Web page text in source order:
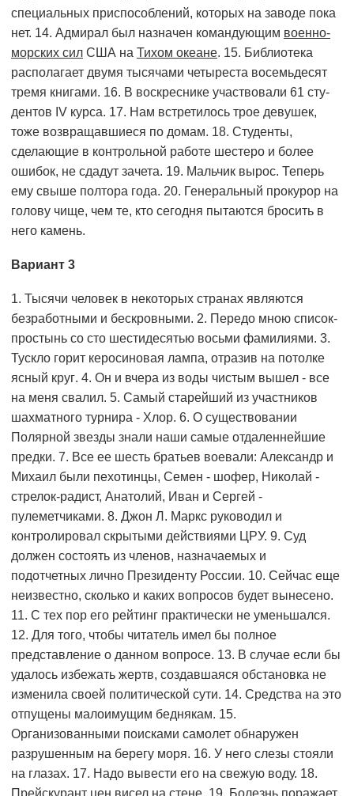
специальных приспособлений, которых на заводе пока
нет. 14. Адмирал был назначен командующим военно-
морских сил США на Тихом океане. 15. Библиотека
располагает двумя тысячами четыреста восемьдесят
тремя книгами. 16. В воскреснике участвовали 61 сту­
дентов IV курса. 17. Нам встретилось трое девушек,
тоже возвращавшиеся по домам. 18. Студенты,
сделающие в контрольной работе шестеро и более
ошибок, не сдадут зачета. 19. Мальчик вырос. Теперь
ему свыше полтора года. 20. Генеральный прокурор на
голову чище, чем те, кто сегодня пытаются бросить в
него камень.
Вариант 3
1. Тысячи человек в некоторых странах являются
безработными и бескровными. 2. Передо мною список-
простынь со сто шестидесятью восьми фамилиями. 3.
Тускло горит керосиновая лампа, отразив на потолке
ясный круᴦ. 4. Он и вчера из воды чистым вышел - все
на меня свалил. 5. Самый старейший из участников
шахматного турнира - Хлор. 6. О существовании
Полярной звезды знали наши самые отдаленнейшие
предки. 7. Все ее шесть братьев воевали: Александр и
Михаил были пехотинцы, Семен - шофер, Николай -
стрелок-радист, Анатолий, Иван и Сергей -
пулеметчиками. 8. Джон Л. Маркс руководил и
контролировал скрытыми действиями ЦРУ. 9. Суд
должен состоять из членов, назначаемых и
подотчетных лично Президенту России. 10. Сейчас еще
неизвестно, сколько и каких вопросов будет вынесено.
11. С тех пор его рейтинг практически не уменьшался.
12. Для того, чтобы читатель имел бы полное
представление о данном вопросе. 13. В случае если бы
удалось избежать жертв, создавшаяся обстановка не
изменила своей политической сути. 14. Средства на это
отпущены малоимущим беднякам. 15.
Организованными поисками самолет обнаружен
разрушенным на берегу моря. 16. У него слезы стояли
на глазах. 17. Надо вывести его на свежую воду. 18.